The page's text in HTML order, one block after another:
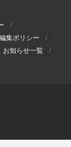
集ポリシー
お知らせ一覧